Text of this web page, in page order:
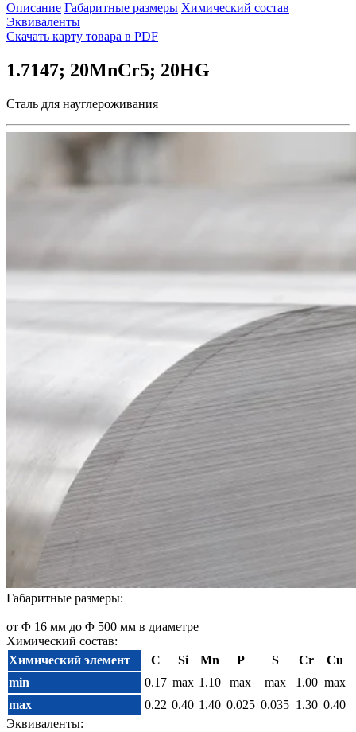
Описание Габаритные размеры Химический состав
Эквиваленты
Скачать карту товара в PDF
1.7147; 20MnCr5; 20HG
Сталь для науглероживания
Габаритные размеры:
от Φ 16 мм до Φ 500 мм в диаметре
Химический состав:
Химический элемент
C Si Mn P S Cr
Cu
min
0.17 max 1.10 max max 1.00 max
max
0.22 0.40 1.40 0.025 0.035 1.30 0.40
Эквиваленты: